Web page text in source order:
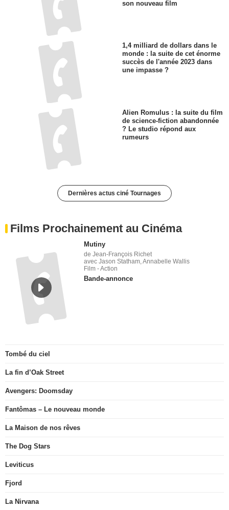
son nouveau film
1,4 milliard de dollars dans le
monde : la suite de cet énorme
succès de l'année 2023 dans
une impasse ?
Alien Romulus : la suite du film
de science-fiction abandonnée
? Le studio répond aux
rumeurs
Dernières actus ciné Tournages
Films Prochainement au Cinéma
Mutiny
de Jean-François Richet
avec Jason Statham, Annabelle Wallis
Film - Action
Bande-annonce
Tombé du ciel
La fin d’Oak Street
Avengers: Doomsday
Fantômas – Le nouveau monde
La Maison de nos rêves
The Dog Stars
Leviticus
Fjord
La Nirvana